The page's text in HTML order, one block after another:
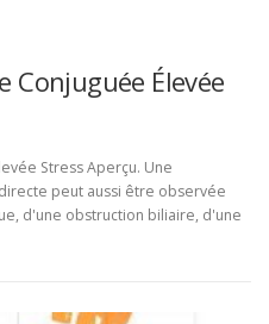
Conjuguée Élevée
Stress Aperçu. Une
peut aussi être observée
d'une obstruction biliaire, d'une